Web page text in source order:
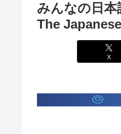
みんなの日本
The
X